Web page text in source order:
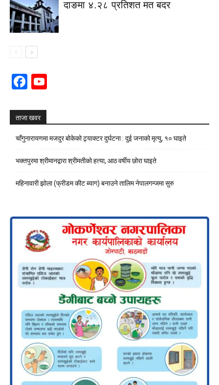
दाङमा ४.२८ प्रतिशत मत बदर
Facebook
ताजा खवर
चाँगुनारायणमा मजदुर बोकेको ट्र्याक्टर दुर्घटना : दुई जनाको मृत्यु, १० घाइते
भक्तपुरमा श्रीमानद्वारा श्रीमतीको हत्या, आठ वर्षीय छोरा घाइते
महिनावारी झोला (फ्रीडम कीट ब्याग) बनाउने तालिम नेपालगन्जमा सुरु